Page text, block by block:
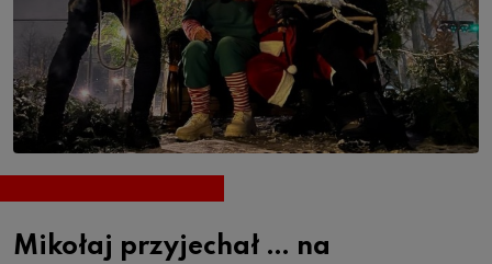
Mikołaj przyjechał … na